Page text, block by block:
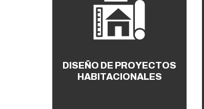
DISEÑO DE PROYECTOS
HABITACIONALES